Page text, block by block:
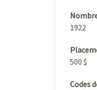
1922
500 $
Codes